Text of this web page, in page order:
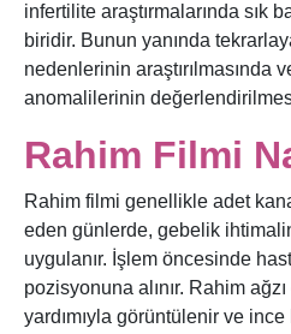
infertilite araştırmalarında sık
biridir. Bunun yanında
nedenlerinin araştırılmasında
anomalilerinin
Rahim Filmi
Rahim filmi genellikle adet
eden günlerde, gebelik
uygulanır. İşlem öncesinde
pozisyonuna alınır. Rahim
yardımıyla görüntülenir ve